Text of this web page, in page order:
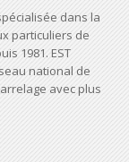
dans la
particuliers de
1981. EST
national de
avec plus